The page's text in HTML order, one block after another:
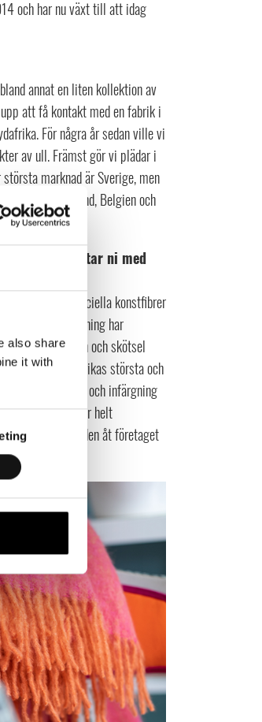
also share
it with
och har nu växt till att idag
annat en liten kollektion av
att få kontakt med en fabrik i
För några år sedan ville vi
av ull. Främst gör vi plädar i
marknad är Sverige, men
England, Belgien och
och hur arbetar ni med
välja bort artificiella konstfibrer
och tillverkning har
i hur produktion och skötsel
är en av Sydafrikas största och
av djurhantering och infärgning
vilket möjliggör helt
mohair i världen åt företaget